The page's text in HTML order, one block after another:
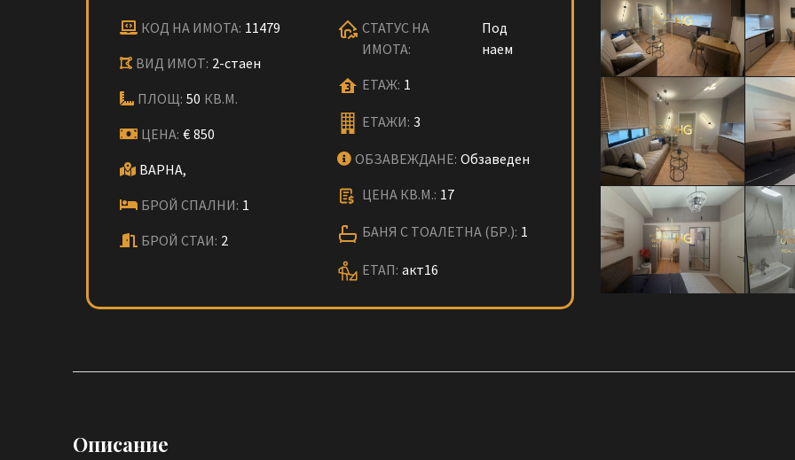
КОД НА ИМОТА: 11479
ВИД ИМОТ: 2-стаен
ПЛОЩ: 50 КВ.М.
ЦЕНА: € 850
ВАРНА,
БРОЙ СПАЛНИ: 1
БРОЙ СТАИ: 2
СТАТУС НА
ИМОТА:
Под
наем
ЕТАЖ: 1
ЕТАЖИ: 3
ОБЗАВЕЖДАНЕ: Обзаведен
ЦЕНА КВ.М.: 17
БАНЯ С ТОАЛЕТНА (БР.): 1
ЕТАП: акт16
Описание